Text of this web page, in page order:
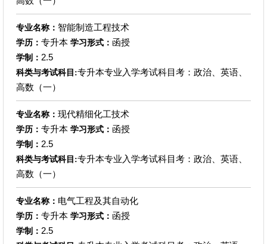
专业名称： 智能制造工程技术
学历： 专升本 学习形式： 函授
学制： 2.5
科类与考试科目:专升本专业入学考试科目考：政治、英语、
高数（一）
专业名称： 现代精细化工技术
学历： 专升本 学习形式： 函授
学制： 2.5
科类与考试科目:专升本专业入学考试科目考：政治、英语、
高数（一）
专业名称： 电气工程及其自动化
学历： 专升本 学习形式： 函授
学制： 2.5